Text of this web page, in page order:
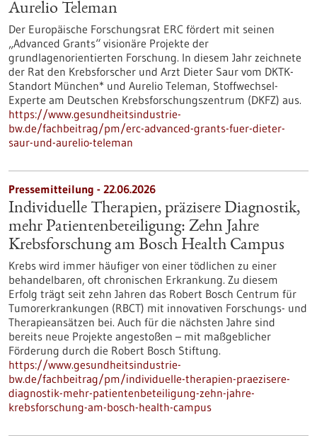
Aurelio Teleman
Der Europäische Forschungsrat ERC fördert mit seinen
„Advanced Grants“ visionäre Projekte der
grundlagenorientierten Forschung. In diesem Jahr zeichnete
der Rat den Krebsforscher und Arzt Dieter Saur vom DKTK-
Standort München* und Aurelio Teleman, Stoffwechsel-
Experte am Deutschen Krebsforschungszentrum (DKFZ) aus.
https://www.gesundheitsindustrie-
bw.de/fachbeitrag/pm/erc-advanced-grants-fuer-dieter-
saur-und-aurelio-teleman
Pressemitteilung - 22.06.2026
Individuelle Therapien, präzisere Diagnostik,
mehr Patientenbeteiligung: Zehn Jahre
Krebsforschung am Bosch Health Campus
Krebs wird immer häufiger von einer tödlichen zu einer
behandelbaren, oft chronischen Erkrankung. Zu diesem
Erfolg trägt seit zehn Jahren das Robert Bosch Centrum für
Tumorerkrankungen (RBCT) mit innovativen Forschungs- und
Therapieansätzen bei. Auch für die nächsten Jahre sind
bereits neue Projekte angestoßen – mit maßgeblicher
Förderung durch die Robert Bosch Stiftung.
https://www.gesundheitsindustrie-
bw.de/fachbeitrag/pm/individuelle-therapien-praezisere-
diagnostik-mehr-patientenbeteiligung-zehn-jahre-
krebsforschung-am-bosch-health-campus